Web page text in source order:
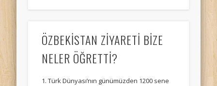
ÖZBEKİSTAN ZİYARETİ BİZE
NELER ÖĞRETTİ?
1. Türk Dünyası’nın günümüzden 1200 sene